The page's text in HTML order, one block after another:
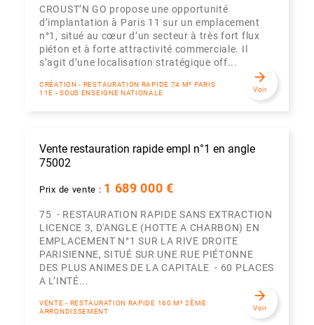
CROUST’N GO propose une opportunité
d’implantation à Paris 11 sur un emplacement
n°1, situé au cœur d’un secteur à très fort flux
piéton et à forte attractivité commerciale. Il
s’agit d’une localisation stratégique off...
CRÉATION - RESTAURATION RAPIDE 74 M² PARIS
11E - SOUS ENSEIGNE NATIONALE
arrow_forward
Voir
Vente restauration rapide empl n°1 en angle
75002
Prix de vente : 1 689 000 €
75 - RESTAURATION RAPIDE SANS EXTRACTION
LICENCE 3, D'ANGLE (HOTTE A CHARBON) EN
EMPLACEMENT N°1 SUR LA RIVE DROITE
PARISIENNE, SITUÉ SUR UNE RUE PIÉTONNE
DES PLUS ANIMES DE LA CAPITALE - 60 PLACES
A L’INTÉ...
VENTE - RESTAURATION RAPIDE 160 M² 2ÈME
ARRONDISSEMENT
arrow_forward
Voir